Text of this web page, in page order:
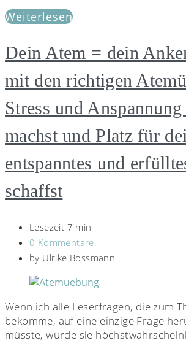
Weiterlesen
Dein Atem = dein
mit den richtigen
Stress und
machst und Platz für
entspanntes und
schaffst
Lesezeit 7 min
0 Kommentare
by Ulrike Bossmann
Wenn ich alle Leserfragen, die zum
bekomme, auf eine einzige Frage
müsste, würde sie